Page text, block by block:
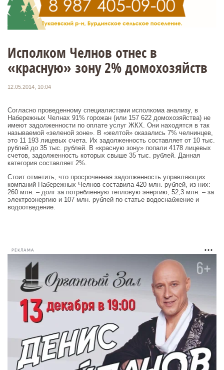
Исполком Челнов отнес в
«красную» зону 2% домохозяйств
12.05.2014, 10:04
Согласно проведенному специалистами исполкома анализу, в
Набережных Челнах 91% горожан (или 157 622 домохозяйства) не
имеют задолженности по оплате услуг ЖКХ. Они находятся в так
называемой «зеленой зоне». В «желтой» оказались 7% челнинцев,
это 11 193 лицевых счета. Их задолженность составляет от 10 тыс.
рублей до 35 тыс. рублей. В «красную зону» попали 4178 лицевых
счетов, задолженность которых свыше 35 тыс. рублей. Данная
категория составляет 2%.
Стоит отметить, что просроченная задолженность управляющих
компаний Набережных Челнов составила 420 млн. рублей, из них:
260 млн. – долг за потребленную тепловую энергию, 52,3 млн. – за
электроэнергию и 107 млн. рублей по статье водоснабжение и
водоотведение.
РЕКЛАМА